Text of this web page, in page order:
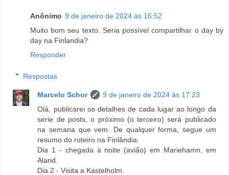
Anônimo 9 de janeiro de 2024 às 16:52
Muito bom seu texto. Seria possível compartilhar o day by
day na Finlandia?
Responder
Respostas
Marcelo Schor
9 de janeiro de 2024 às 17:23
Olá, publicarei os detalhes de cada lugar ao longo da
série de posts, o próximo (o terceiro) será publicado
na semana que vem. De qualquer forma, segue um
resumo do roteiro na Finlândia:
Dia 1 - chegada à noite (avião) em Mariehamn, em
Aland.
Dia 2 - Visita a Kastelholm.